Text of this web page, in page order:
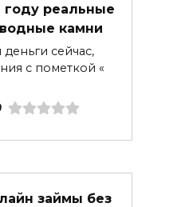
году реальные
камни
сейчас,
с пометкой «
займы без